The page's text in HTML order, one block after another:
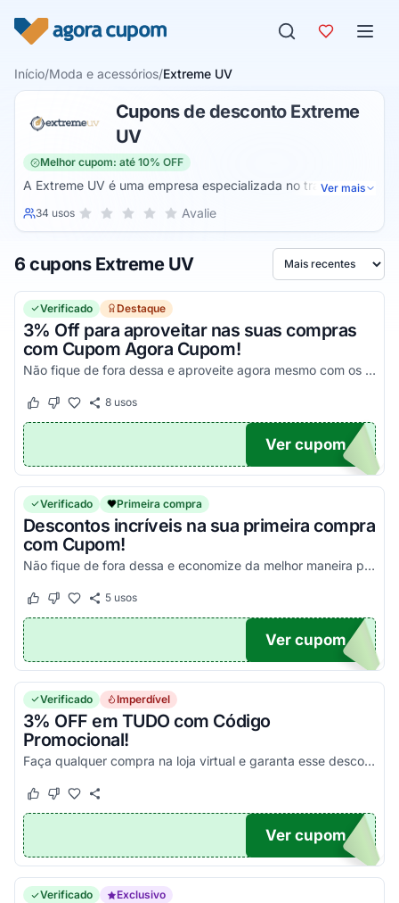
Início/Moda e acessórios/Extreme UV
Cupons de desconto Extreme
UV
Melhor cupom: até 10% OFF
A Extreme UV é uma empresa especializada no tratamento
de proteção solar para peças de vestuário femininas,
livre, a empresa também oferece acessórios, itens térmicos
Ver mais
34 usosSua nota para Extreme UV, de 1 a 5 estrelas
5 estrelas
4 estrelas
3 estrelas
2 estrelas
1 estrela Avalie
6 cupons Extreme UV Ordenar por
Verificado Destaque
3% Off para aproveitar nas suas compras
com Cupom Agora Cupom!
Não fique de fora dessa e aproveite agora mesmo com os melhores descontos!
Este cupom funcionou
Este cupom não funcionou
8usos
UPOM
Ver cupom
Verificado Primeira compra
Descontos incríveis na sua primeira compra
com Cupom!
Não fique de fora dessa e economize da melhor maneira possível!
Este cupom funcionou
Este cupom não funcionou
5usos
MPRA
Ver cupom
Verificado Imperdível
3% OFF em TUDO com Código
Promocional!
Faça qualquer compra na loja virtual e garanta esse desconto extra usando o voucher. Aproveite!
Este cupom funcionou
Este cupom não funcionou
RO
Ver cupom
Verificado Exclusivo